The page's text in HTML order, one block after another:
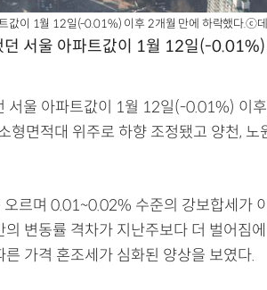
값이 1월 12일(-0.01%) 이후 2개월 만에 하락했다.ⓒ
서울 아파트값이 1월 12일(-0.01%)
서울 아파트값이 1월 12일(-0.01%) 이
형면적대 위주로 하향 조정됐고 양천, 노
르며 0.01~0.02% 수준의 강보합세가
변동률 격차가 지난주보다 더 벌어짐
가격 혼조세가 심화된 양상을 보였다.